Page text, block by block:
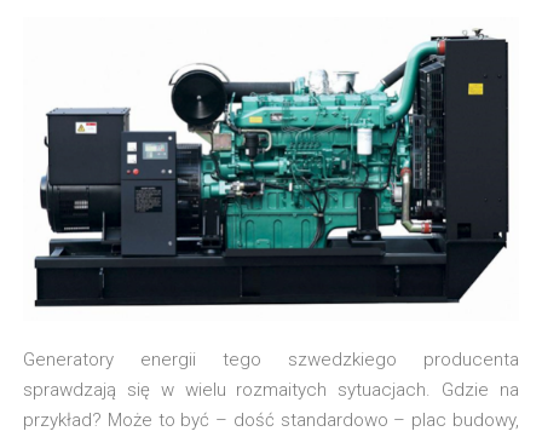
Generatory energii tego szwedzkiego producenta
sprawdzają się w wielu rozmaitych sytuacjach. Gdzie na
przykład? Może to być – dość standardowo – plac budowy,